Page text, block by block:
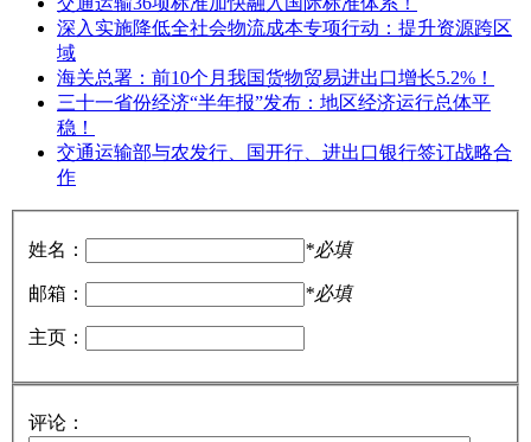
深入实施降低全社会物流成本专项行动：提升资源跨区
域
海关总署：前10个月我国货物贸易进出口增长5.2%！
三十一省份经济“半年报”发布：地区经济运行总体平
稳！
交通运输部与农发行、国开行、进出口银行签订战略合
作
姓名： *必填
邮箱： *必填
主页：
评论：